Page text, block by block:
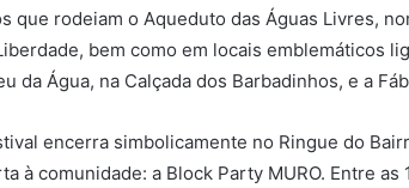
que rodeiam o Aqueduto das Águas Livres,
bem como em locais emblemáticos
da Água, na Calçada dos Barbadinhos, e a
encerra simbolicamente no Ringue do
à comunidade: a Block Party MURO. Entre as